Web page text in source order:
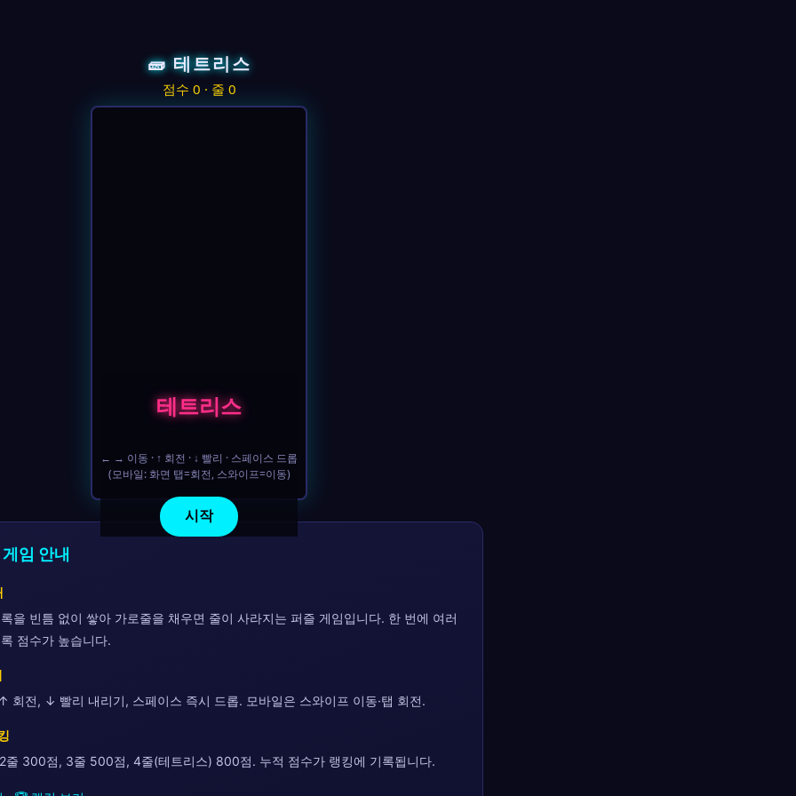
🧱 테트리스
점수 0 · 줄 0
테트리스
← → 이동 · ↑ 회전 · ↓ 빨리 · 스페이스 드롭
(모바일: 화면 탭=회전, 스와이프=이동)
시작
임 안내
을 빈틈 없이 쌓아 가로줄을 채우면 줄이 사라지는 퍼즐 게임입니다. 한 번에 여러
점수가 높습니다.
전, ↓ 빨리 내리기, 스페이스 즉시 드롭. 모바일은 스와이프 이동·탭 회전.
줄 300점, 3줄 500점, 4줄(테트리스) 800점. 누적 점수가 랭킹에 기록됩니다.